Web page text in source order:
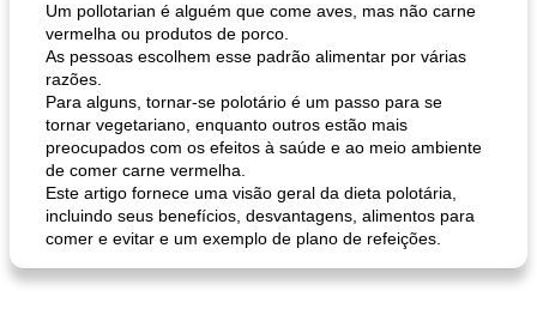
Um pollotarian é alguém que come aves, mas não carne
vermelha ou produtos de porco.
As pessoas escolhem esse padrão alimentar por várias
razões.
Para alguns, tornar-se polotário é um passo para se
tornar vegetariano, enquanto outros estão mais
preocupados com os efeitos à saúde e ao meio ambiente
de comer carne vermelha.
Este artigo fornece uma visão geral da dieta polotária,
incluindo seus benefícios, desvantagens, alimentos para
comer e evitar e um exemplo de plano de refeições.